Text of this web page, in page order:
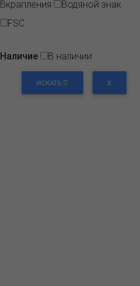
Вкрапления
Водяной знак
FSC
Наличие В наличии
ИСКАТЬ X